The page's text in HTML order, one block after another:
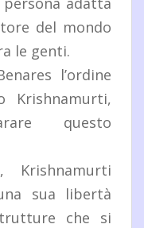
del mondo
le genti.
l’ordine
Krishnamurti,
questo
sua libertà
che si